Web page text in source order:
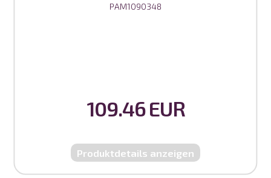
PAM1090348
109.46 EUR
Produktdetails anzeigen